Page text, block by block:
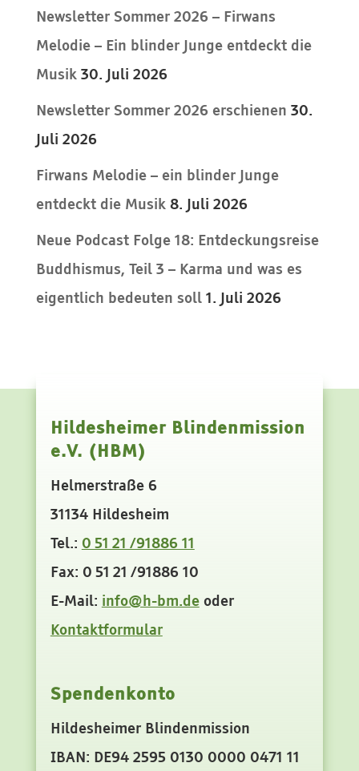
Newsletter Sommer 2026 – Firwans
Melodie – Ein blinder Junge entdeckt die
Musik 30. Juli 2026
Newsletter Sommer 2026 erschienen 30.
Juli 2026
Firwans Melodie – ein blinder Junge
entdeckt die Musik 8. Juli 2026
Neue Podcast Folge 18: Entdeckungsreise
Buddhismus, Teil 3 – Karma und was es
eigentlich bedeuten soll 1. Juli 2026
Hildesheimer Blindenmission
e.V. (HBM)
Helmerstraße 6
31134 Hildesheim
Tel.: 0 51 21 /91886 11
Fax: 0 51 21 /91886 10
E-Mail: info@h-bm.deoder
Kontaktformular
Spendenkonto
Hildesheimer Blindenmission
IBAN: DE94 2595 0130 0000 0471 11